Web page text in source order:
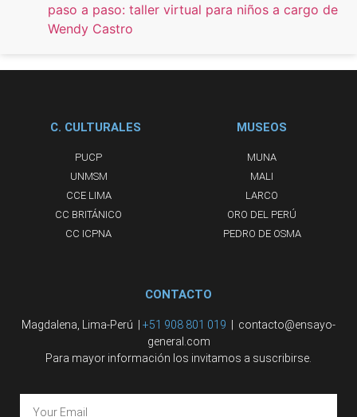
paso a paso: taller virtual para niños a cargo de
Wendy Castro
C. CULTURALES
PUCP
UNMSM
CCE LIMA
CC BRITÁNICO
CC ICPNA
MUSEOS
MUNA
MALI
LARCO
ORO DEL PERÚ
PEDRO DE OSMA
CONTACTO
Magdalena, Lima-Perú | +51 908 801 019 | contacto@ensayo-
general.com
Para mayor información los invitamos a suscribirse.